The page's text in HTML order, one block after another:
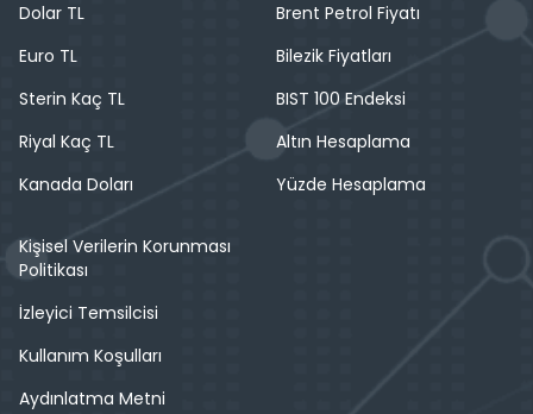
Dolar TL
Euro TL
Sterin Kaç TL
Riyal Kaç TL
Kanada Doları
Brent Petrol Fiyatı
Bilezik Fiyatları
BIST 100 Endeksi
Altın Hesaplama
Yüzde Hesaplama
Kişisel Verilerin Korunması
Politikası
İzleyici Temsilcisi
Kullanım Koşulları
Aydınlatma Metni